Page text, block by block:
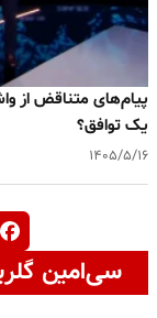
پیام‌های متناقض از
یک توافق؟
۱۴۰۵/۵/۱۶
سی‌امین